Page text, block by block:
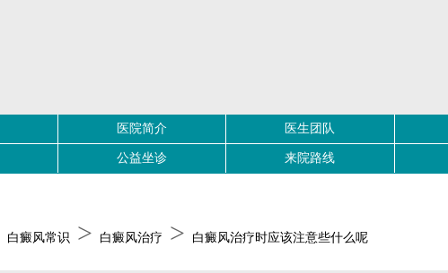
医院简介 医生团队
公益坐诊 来院路线
白癜风常识 > 白癜风治疗 > 白癜风治疗时应该注意些什么呢